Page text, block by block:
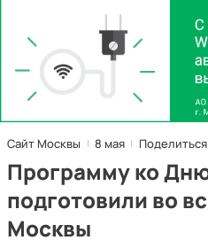
Сайт Москвы 8 мая Поделиться
Программу ко
подготовили во
Москвы